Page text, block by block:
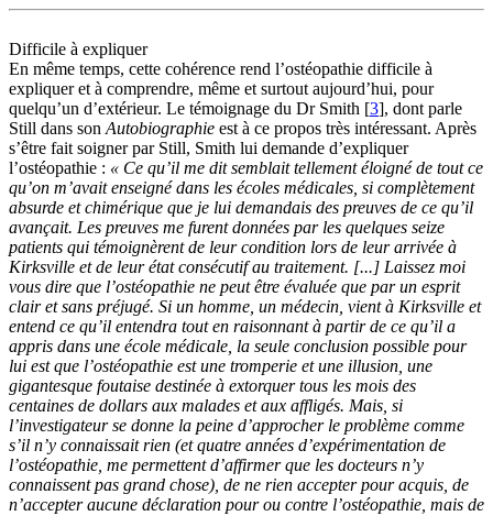
Difficile à expliquer
En même temps, cette cohérence rend l’ostéopathie difficile à
expliquer et à comprendre, même et surtout aujourd’hui, pour
quelqu’un d’extérieur. Le témoignage du Dr Smith [3], dont parle
Still dans son Autobiographie est à ce propos très intéressant. Après
s’être fait soigner par Still, Smith lui demande d’expliquer
l’ostéopathie : « Ce qu’il me dit semblait tellement éloigné de tout ce
qu’on m’avait enseigné dans les écoles médicales, si complètement
absurde et chimérique que je lui demandais des preuves de ce qu’il
avançait. Les preuves me furent données par les quelques seize
patients qui témoignèrent de leur condition lors de leur arrivée à
Kirksville et de leur état consécutif au traitement. [...] Laissez moi
vous dire que l’ostéopathie ne peut être évaluée que par un esprit
clair et sans préjugé. Si un homme, un médecin, vient à Kirksville et
entend ce qu’il entendra tout en raisonnant à partir de ce qu’il a
appris dans une école médicale, la seule conclusion possible pour
lui est que l’ostéopathie est une tromperie et une illusion, une
gigantesque foutaise destinée à extorquer tous les mois des
centaines de dollars aux malades et aux affligés. Mais, si
l’investigateur se donne la peine d’approcher le problème comme
s’il n’y connaissait rien (et quatre années d’expérimentation de
l’ostéopathie, me permettent d’affirmer que les docteurs n’y
connaissent pas grand chose), de ne rien accepter pour acquis, de
n’accepter aucune déclaration pour ou contre l’ostéopathie, mais de